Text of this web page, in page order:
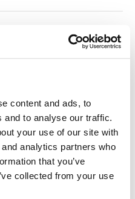
content and ads, to
and to analyse our traffic.
your use of our site with
analytics partners who
that you’ve
collected from your use
3 для 3
свое снаряжение.